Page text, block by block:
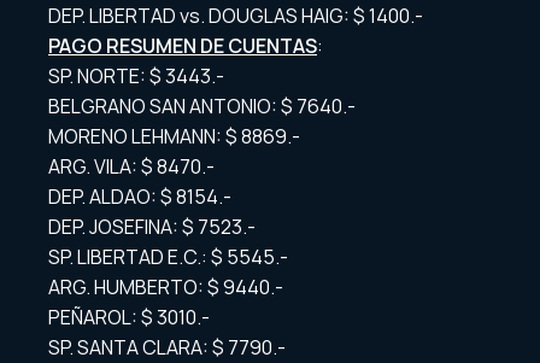
DEP. LIBERTAD vs. DOUGLAS HAIG: $ 1400.-
PAGO RESUMEN DE CUENTAS:
SP. NORTE: $ 3443.-
BELGRANO SAN ANTONIO: $ 7640.-
MORENO LEHMANN: $ 8869.-
ARG. VILA: $ 8470.-
DEP. ALDAO: $ 8154.-
DEP. JOSEFINA: $ 7523.-
SP. LIBERTAD E.C.: $ 5545.-
ARG. HUMBERTO: $ 9440.-
PEÑAROL: $ 3010.-
SP. SANTA CLARA: $ 7790.-